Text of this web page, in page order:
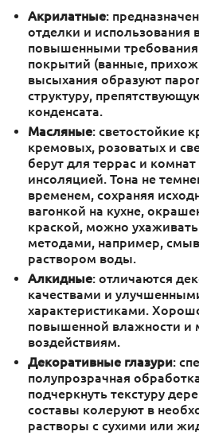
Акрилатные:
отделки и использования
повышенными
покрытий (ванные,
высыхания образуют
структуру,
конденсата.
Масляные: светостойкие
кремовых, розоватых и
берут для террас и
инсоляцией. Тона не
временем, сохраняя
вагонкой на кухне,
краской, можно
методами, например,
раствором воды.
Алкидные: отличаются
качествами и
характеристиками.
повышенной влажности и
воздействиям.
Декоративные глазури:
полупрозрачная
подчеркнуть текстуру
составы колеруют в
растворы с сухими или